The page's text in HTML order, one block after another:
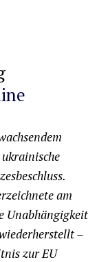
am
Unabhängigkeit
–
zur EU